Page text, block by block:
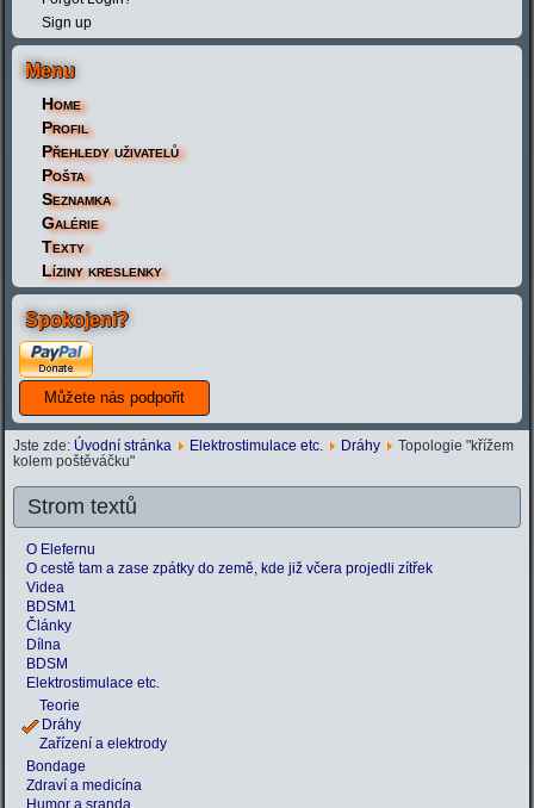
Sign up
Menu
Home
Profil
Přehledy uživatelů
Pošta
Seznamka
Galérie
Texty
Líziny kreslenky
Spokojeni?
Jste zde: Úvodní stránka Elektrostimulace etc. Dráhy
Topologie "křížem
kolem poštěváčku"
Strom textů
O Elefernu
O cestě tam a zase zpátky do země, kde již včera projedli zítřek
Videa
BDSM1
Články
Dílna
BDSM
Elektrostimulace etc.
Teorie
Dráhy
Zařízení a elektrody
Bondage
Zdraví a medicína